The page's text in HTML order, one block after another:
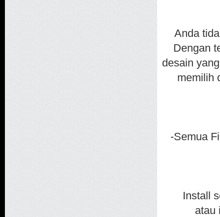
Anda
Dengan
desain
memilih
-Semua
Install
atau